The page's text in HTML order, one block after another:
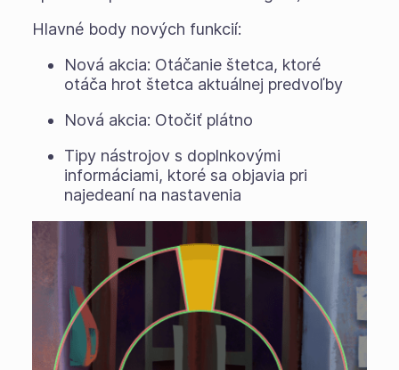
Hlavné body nových funkcií:
Nová akcia: Otáčanie štetca, ktoré
otáča hrot štetca aktuálnej predvoľby
Nová akcia: Otočiť plátno
Tipy nástrojov s doplnkovými
informáciami, ktoré sa objavia pri
najedeaní na nastavenia